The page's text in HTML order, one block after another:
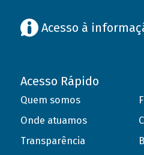
Acesso à
Acesso Rápido
Quem somos
Onde atuamos
Transparência